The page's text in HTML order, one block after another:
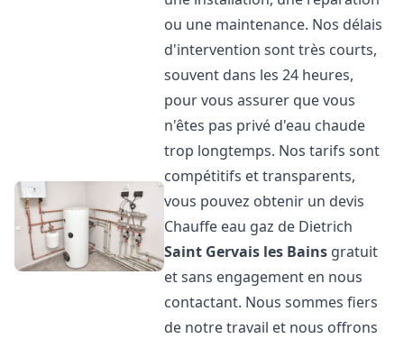
ou une maintenance. Nos délais
d'intervention sont très courts,
souvent dans les 24 heures,
pour vous assurer que vous
n'êtes pas privé d'eau chaude
trop longtemps. Nos tarifs sont
compétitifs et transparents,
vous pouvez obtenir un devis
Chauffe eau gaz de Dietrich
Saint Gervais les Bains gratuit
et sans engagement en nous
contactant. Nous sommes fiers
de notre travail et nous offrons